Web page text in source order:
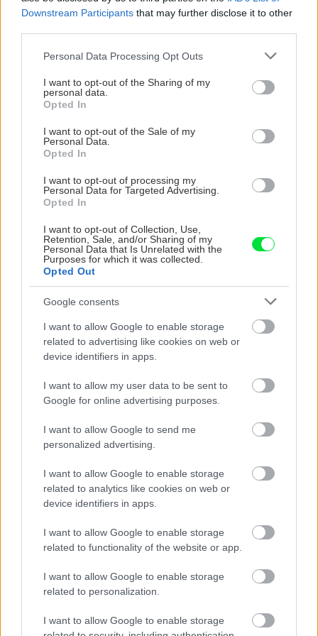
Downstream Participants that may further disclose it to other
Please note that this website/app uses one or more Google
not limited to your visit or usage behaviour. You may click to
grant or deny consent to Google and its third-party tags to
use your data for below specified purposes in below Google
consent section.
Personal Data Processing Opt Outs
I want to opt-out of the Sharing of my
personal data.
Opted In
I want to opt-out of the Sale of my
Personal Data.
Opted In
I want to opt-out of processing my
Personal Data for Targeted Advertising.
Opted In
I want to opt-out of Collection, Use,
Retention, Sale, and/or Sharing of my
Personal Data that Is Unrelated with the
Purposes for which it was collected.
Opted Out
Google consents
I want to allow Google to enable storage
related to advertising like cookies on web or
device identifiers in apps.
I want to allow my user data to be sent to
Google for online advertising purposes.
I want to allow Google to send me
personalized advertising.
I want to allow Google to enable storage
related to analytics like cookies on web or
device identifiers in apps.
I want to allow Google to enable storage
related to functionality of the website or app.
I want to allow Google to enable storage
related to personalization.
I want to allow Google to enable storage
CHALUPA
Na Morave prerobila
nepoznanie: Keď
vojdete dnu, zabudnete,
že nie ste v Toskánsku
Slovák sa nebál a v
Čičmanoch si postavil
montovaný domček v
Temné stránky chalúp:
10 najčastejších
vás môžu nepríjemne
prekvapiť
Žena, búracie kladivo a
premena zrubu z roku
1654 sa nevidí každý
deň!
DOM